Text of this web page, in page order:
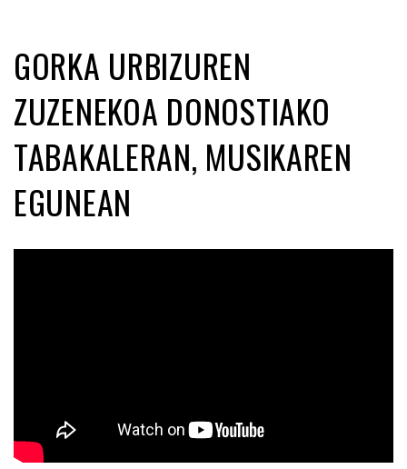
GORKA URBIZUREN
ZUZENEKOA DONOSTIAKO
TABAKALERAN, MUSIKAREN
EGUNEAN